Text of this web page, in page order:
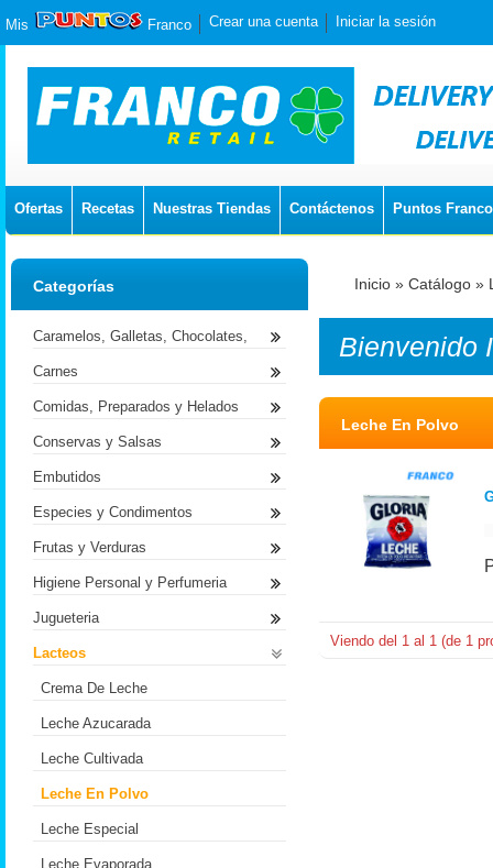
Mis Franco Crear una cuenta Iniciar la sesión
Ofertas Recetas Nuestras Tiendas Contáctenos Puntos Franco
Inicio » Catálogo »
Bienvenido
Leche En Polvo
Viendo del 1 al 1 (de 1
Categorías
Caramelos, Galletas, Chocolates,
Carnes
Comidas, Preparados y Helados
Conservas y Salsas
Embutidos
Especies y Condimentos
Frutas y Verduras
Higiene Personal y Perfumeria
Jugueteria
Lacteos
Crema De Leche
Leche Azucarada
Leche Cultivada
Leche En Polvo
Leche Especial
Leche Evaporada